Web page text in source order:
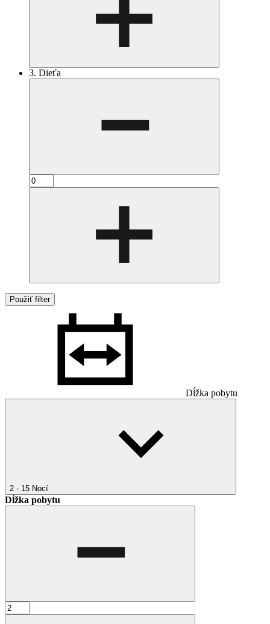
3. Dieťa
Použiť filter
Dĺžka pobytu
2 - 15 Nocí
Dĺžka pobytu